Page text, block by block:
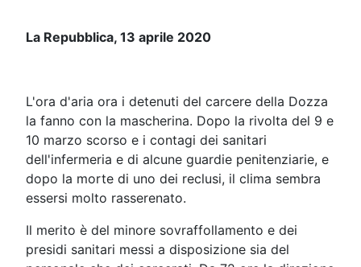
La Repubblica, 13 aprile 2020
L'ora d'aria ora i detenuti del carcere della Dozza
la fanno con la mascherina. Dopo la rivolta del 9 e
10 marzo scorso e i contagi dei sanitari
dell'infermeria e di alcune guardie penitenziarie, e
dopo la morte di uno dei reclusi, il clima sembra
essersi molto rasserenato.
Il merito è del minore sovraffollamento e dei
presidi sanitari messi a disposizione sia del